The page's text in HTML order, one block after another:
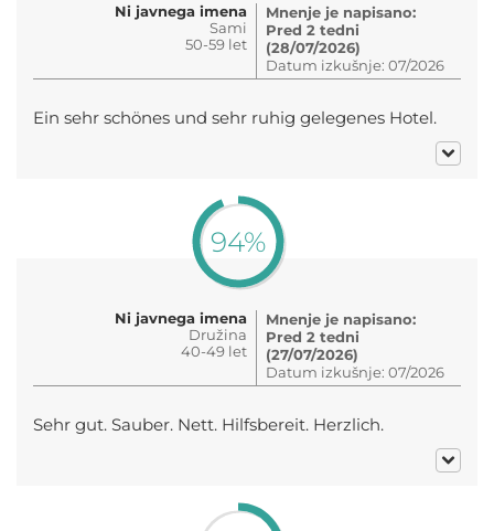
Ni javnega imena
Sami
50-59 let
Mnenje je napisano:
Pred 2 tedni
(28/07/2026)
Datum izkušnje: 07/2026
Ein sehr schönes und sehr ruhig gelegenes Hotel.
94%
Ni javnega imena
Družina
40-49 let
Mnenje je napisano:
Pred 2 tedni
(27/07/2026)
Datum izkušnje: 07/2026
Sehr gut. Sauber. Nett. Hilfsbereit. Herzlich.